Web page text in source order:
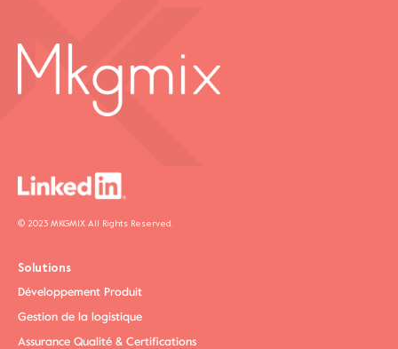
© 2023 MKGMIX All Rights Reserved.
Solutions
Développement Produit
Gestion de la logistique
Assurance Qualité & Certifications